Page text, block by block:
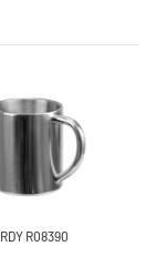
R08390